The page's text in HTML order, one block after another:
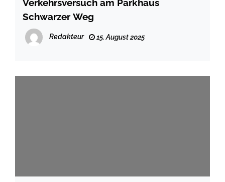
Verkehrsversuch am Parkhaus
Schwarzer Weg
Redakteur 15. August 2025